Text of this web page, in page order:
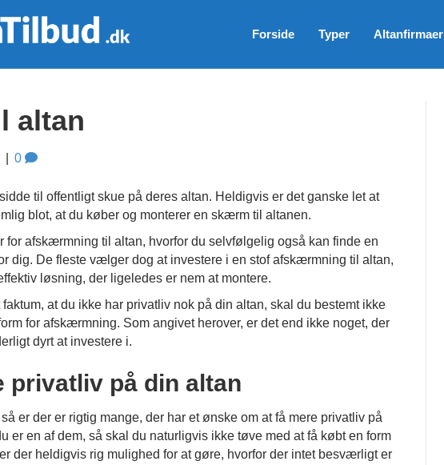
Forside Typer Altanfirmaer
altan
0
til offentligt skue på deres altan. Heldigvis er det ganske let at
blot, at du køber og monterer en skærm til altanen.
for afskærmning til altan, hvorfor du selvfølgelig også kan finde en
dig. De fleste vælger dog at investere i en stof afskærmning til altan,
løsning, der ligeledes er nem at montere.
faktum, at du ikke har privatliv nok på din altan, skal du bestemt ikke
for afskærmning. Som angivet herover, er det end ikke noget, der
dyrt at investere i.
privatliv på din altan
er der er rigtig mange, der har et ønske om at få mere privatliv på
er en af dem, så skal du naturligvis ikke tøve med at få købt en form
der heldigvis rig mulighed for at gøre, hvorfor der intet besværligt er